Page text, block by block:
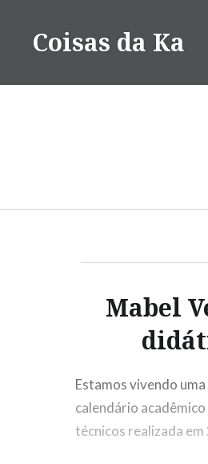
conteúdoCoisas da Ka
Mabel
Estamos vivendo
calendário
técnicos realizada